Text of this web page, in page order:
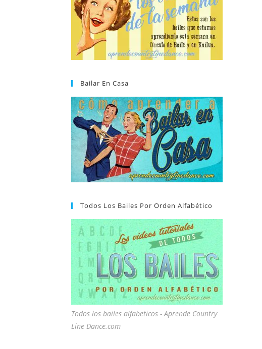
Bailar En Casa
Todos Los Bailes Por Orden Alfabético
Todos los bailes alfabeticos - Aprende Country
Line Dance.com